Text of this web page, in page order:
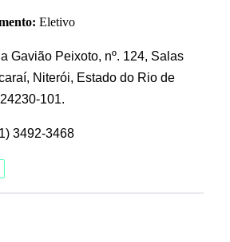
Eletivo
Gavião Peixoto, nº. 124, Salas
Niterói, Estado do Rio de
101.
3492-3468